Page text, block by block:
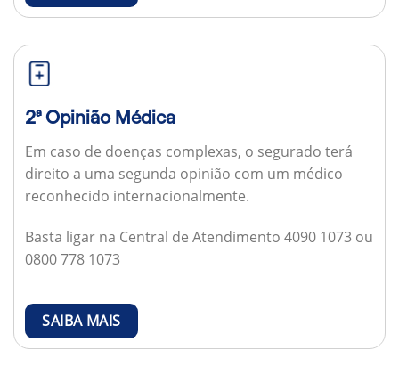
2ª Opinião Médica
Em caso de doenças complexas, o segurado terá
direito a uma segunda opinião com um médico
reconhecido internacionalmente.
Basta ligar na Central de Atendimento 4090 1073 ou
0800 778 1073
SAIBA MAIS